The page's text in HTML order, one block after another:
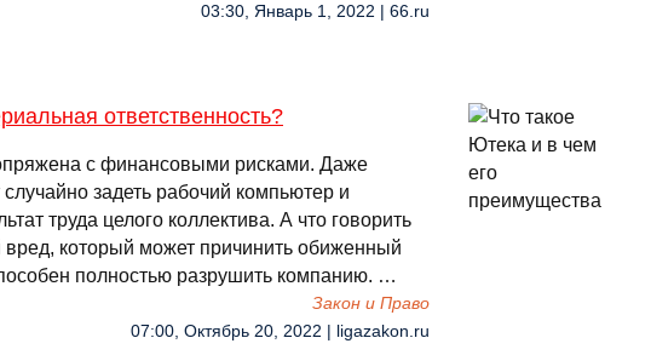
03:30, Январь 1, 2022 | 66.ru
ответственность?
с финансовыми рисками. Даже
задеть рабочий компьютер и
труда целого коллектива. А что говорить
который может причинить обиженный
полностью разрушить компанию. …
Закон и Право
07:00, Октябрь 20, 2022 | ligazakon.ru